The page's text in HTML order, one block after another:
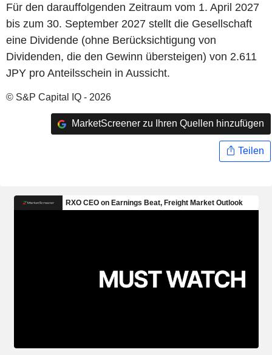
Für den darauffolgenden Zeitraum vom 1. April 2027
bis zum 30. September 2027 stellt die Gesellschaft
eine Dividende (ohne Berücksichtigung von
Dividenden, die den Gewinn übersteigen) von 2.611
JPY pro Anteilsschein in Aussicht.
© S&P Capital IQ - 2026
MarketScreener zu Ihren Quellen hinzufügen
Teilen